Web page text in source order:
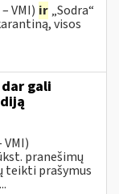
VMI) ir„Sodra“
visos
gali
pranešimų
teikti prašymus